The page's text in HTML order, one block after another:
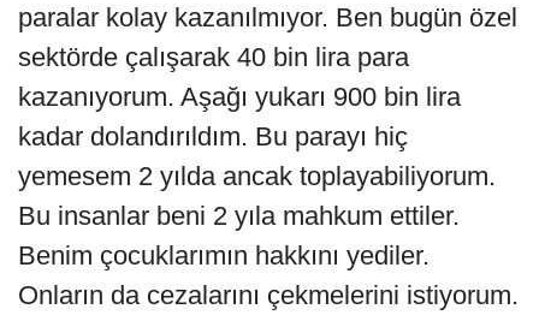
paralar kolay kazanılmıyor. Ben bugün özel
sektörde çalışarak 40 bin lira para
kazanıyorum. Aşağı yukarı 900 bin lira
kadar dolandırıldım. Bu parayı hiç
yemesem 2 yılda ancak toplayabiliyorum.
Bu insanlar beni 2 yıla mahkum ettiler.
Benim çocuklarımın hakkını yediler.
Onların da cezalarını çekmelerini istiyorum.